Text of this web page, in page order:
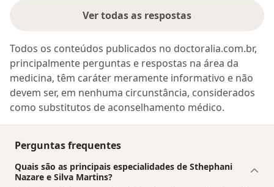
Ver todas as respostas
Todos os conteúdos publicados no doctoralia.com.br,
principalmente perguntas e respostas na área da
medicina, têm caráter meramente informativo e não
devem ser, em nenhuma circunstância, considerados
como substitutos de aconselhamento médico.
Perguntas frequentes
Quais são as principais especialidades de Sthephani
Nazare e Silva Martins?